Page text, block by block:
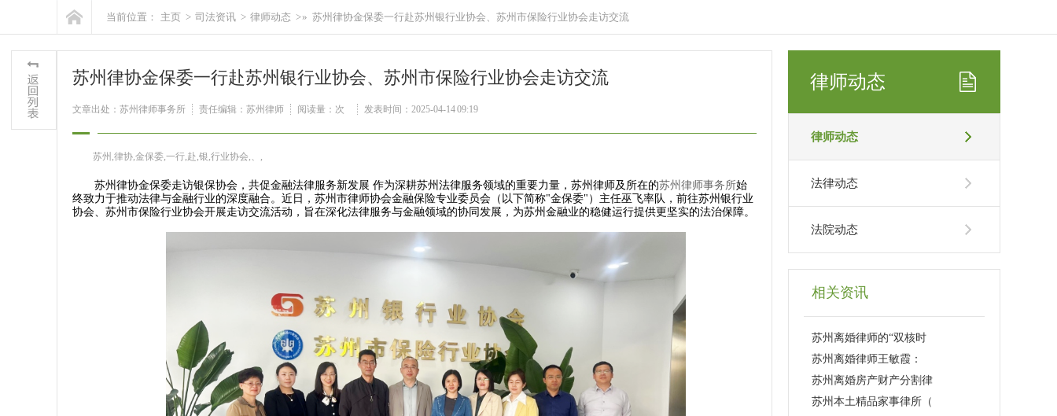
当前位置： 主页 > 司法资讯 > 律师动态 > » 苏州律协金保委一行赴苏州银行业协会、苏州市保险行业协会走访交流
苏州律协金保委一行赴苏州银行业协会、苏州市保险行业协会走访交流
文章出处：苏州律师事务所 责任编辑：苏州律师 阅读量： 次 发表时间：2025-04-14 09:19
苏州,律协,金保委,一行,赴,银,行业协会,、,
苏州律协金保委走访银保协会，共促金融法律服务新发展 作为深耕苏州法律服务领域的重要力量，苏州律师及所在的苏州律师事务所始
终致力于推动法律与金融行业的深度融合。近日，苏州市律师协会金融保险专业委员会（以下简称"金保委"）主任巫飞率队，前往苏州银行业
协会、苏州市保险行业协会开展走访交流活动，旨在深化法律服务与金融领域的协同发展，为苏州金融业的稳健运行提供更坚实的法治保障。
律师动态
律师动态
法律动态
法院动态
相关资讯
苏州离婚律师的“双核时
苏州离婚律师王敏霞：
苏州离婚房产财产分割律
苏州本土精品家事律所（